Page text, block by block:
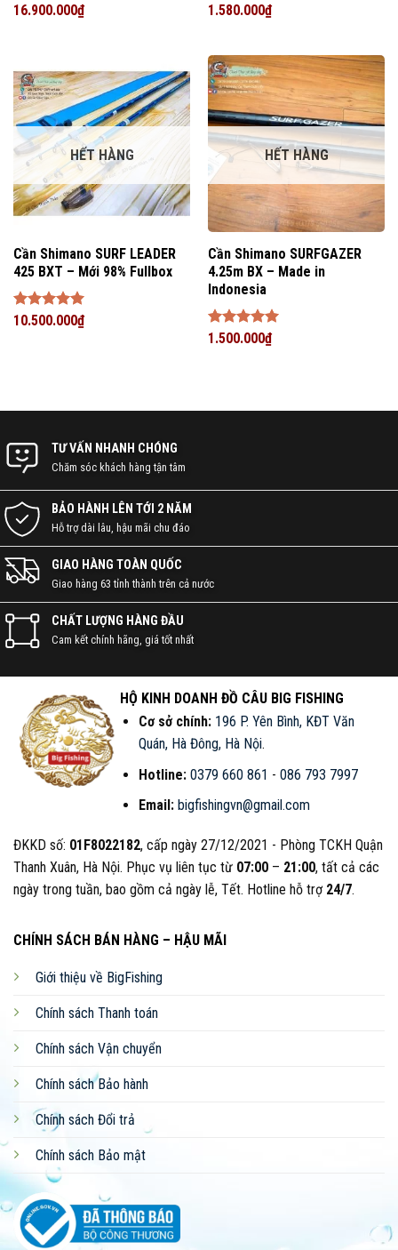
Được xếp
16.900.000₫
Được xếp
1.580.000₫
HẾT HÀNG
Cần Shimano SURF LEADER
425 BXT – Mới 98% Fullbox
Được xếp
10.500.000₫
HẾT HÀNG
Cần Shimano SURFGAZER
4.25m BX – Made in
Indonesia
Được xếp
1.500.000₫
TƯ VẤN NHANH CHÓNG
Chăm sóc khách hàng tận tâm
BẢO HÀNH LÊN TỚI 2 NĂM
Hỗ trợ dài lâu, hậu mãi chu đáo
GIAO HÀNG TOÀN QUỐC
Giao hàng 63 tỉnh thành trên cả nước
CHẤT LƯỢNG HÀNG ĐẦU
Cam kết chính hãng, giá tốt nhất
HỘ KINH DOANH ĐỒ CÂU BIG FISHING
Cơ sở chính: 196 P. Yên Bình, KĐT Văn
Quán, Hà Đông, Hà Nội.
Hotline: 0379 660 861 - 086 793 7997
Email: bigfishingvn@gmail.com
ĐKKD số: 01F8022182, cấp ngày 27/12/2021 - Phòng TCKH Quận
Thanh Xuân, Hà Nội. Phục vụ liên tục từ 07:00 – 21:00, tất cả các
ngày trong tuần, bao gồm cả ngày lễ, Tết. Hotline hỗ trợ 24/7.
CHÍNH SÁCH BÁN HÀNG – HẬU MÃI
Giới thiệu về BigFishing
Chính sách Thanh toán
Chính sách Vận chuyển
Chính sách Bảo hành
Chính sách Đổi trả
Chính sách Bảo mật